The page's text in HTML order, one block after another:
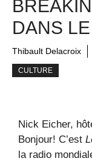
DANS
Thibault Delacroix
CULTURE
Nick Eicher,
Bonjour! C’est
la radio